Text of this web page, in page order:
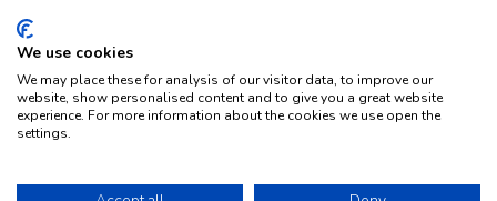
HJÆLP
Buch & Holm A/S - Marielundvej 39 - DK-2730 Herlev -
Tlf. +45 44 54 00 00 - e-mail:b-h@buch-holm.dk- CVR-nr.:
DK-19993345
We use cookies
We may place these for analysis of our visitor data, to improve our
website, show personalised content and to give you a great website
experience. For more information about the cookies we use open the
settings.